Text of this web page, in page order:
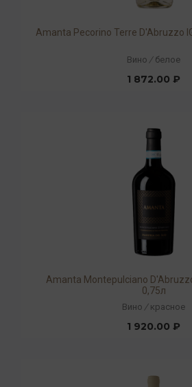
Amanta Pecorino Terre D'Abruzzo
Вино / белое
1 872.00 ₽
Amanta Montepulciano
0,75л
Вино / красное
1 920.00 ₽